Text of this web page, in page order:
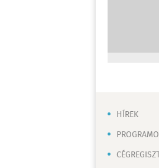
HÍREK